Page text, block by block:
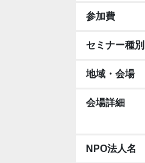
参加費
セミナー種別
地域・会場
会場詳細
NPO法人名